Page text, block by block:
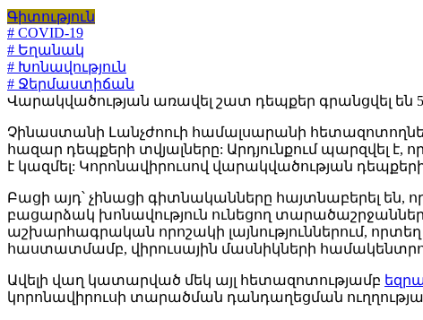
Գիտություն
# COVID-19
# Եղանակ
# Խոնավություն
# Ջերմաստիճան
Վարակվածության առավել շատ դեպքեր գրանցվել են 5-
Չինաստանի Լանչժոուի համալսարանի
հազար դեպքերի տվյալները: Արդյունքում պարզվել է,
է կազմել: Կորոնավիրուսով վարակվածության
Բացի այդ՝ չինացի գիտնականները հայտնաբերել են,
բացարձակ խոնավություն ունեցող
աշխարհագրական որոշակի լայնություններում,
հաստատմամբ, վիրուսային մասնիկների
Ավելի վաղ կատարված մեկ այլ հետազոտությամբ
կորոնավիրուսի տարածման դանդաղեցման ուղղությամբ